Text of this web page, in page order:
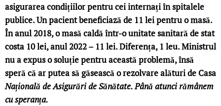
asigurarea condițiilor pentru cei internați în spitalele
publice. Un pacient beneficiază de 11 lei pentru o masă.
În anul 2018, o masă caldă într-o unitate sanitară de stat
costa 10 lei, anul 2022 – 11 lei. Diferența, 1 leu. Ministrul
nu a expus o soluție pentru această problemă, însă
speră că ar putea să găsească o rezolvare alături de Casa
Națională de Asigurări de Sănătate. Până atunci rămânem
cu speranța.